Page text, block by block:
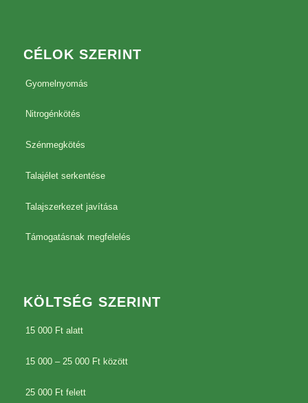
CÉLOK SZERINT
Gyomelnyomás
Nitrogénkötés
Szénmegkötés
Talajélet serkentése
Talajszerkezet javítása
Támogatásnak megfelelés
KÖLTSÉG SZERINT
15 000 Ft alatt
15 000 – 25 000 Ft között
25 000 Ft felett